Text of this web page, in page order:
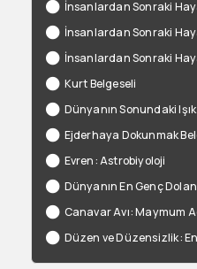
İnsanlardan Sonraki
İnsanlardan Sonraki
İnsanlardan Sonraki
Kurt Belgeseli
Dünyanın Sonundaki
Ejderhaya Dokunmak
Evren: Astrobiyoloji
Dünyanın En Genç
Canavar Avı: Maymum
Düzen ve Düzensizlik: